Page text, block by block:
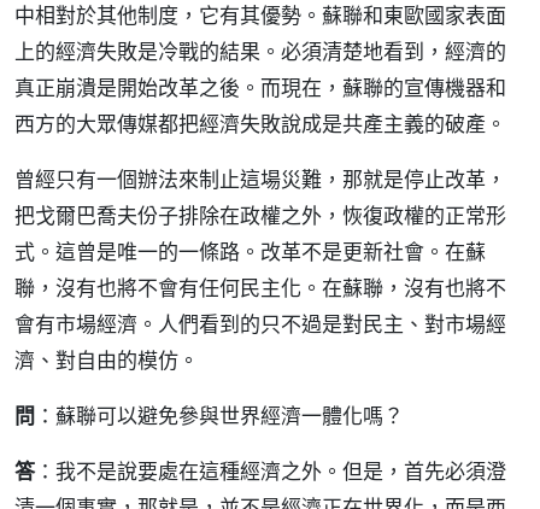
中相對於其他制度，它有其優勢。蘇聯和東歐國家表面
上的經濟失敗是冷戰的結果。必須清楚地看到，經濟的
真正崩潰是開始改革之後。而現在，蘇聯的宣傳機器和
西方的大眾傳媒都把經濟失敗說成是共產主義的破產。
曾經只有一個辦法來制止這場災難，那就是停止改革，
把戈爾巴喬夫份子排除在政權之外，恢復政權的正常形
式。這曾是唯一的一條路。改革不是更新社會。在蘇
聯，沒有也將不會有任何民主化。在蘇聯，沒有也將不
會有市場經濟。人們看到的只不過是對民主、對市場經
濟、對自由的模仿。
問 ：蘇聯可以避免參與世界經濟一體化嗎？
答：我不是說要處在這種經濟之外。但是，首先必須澄